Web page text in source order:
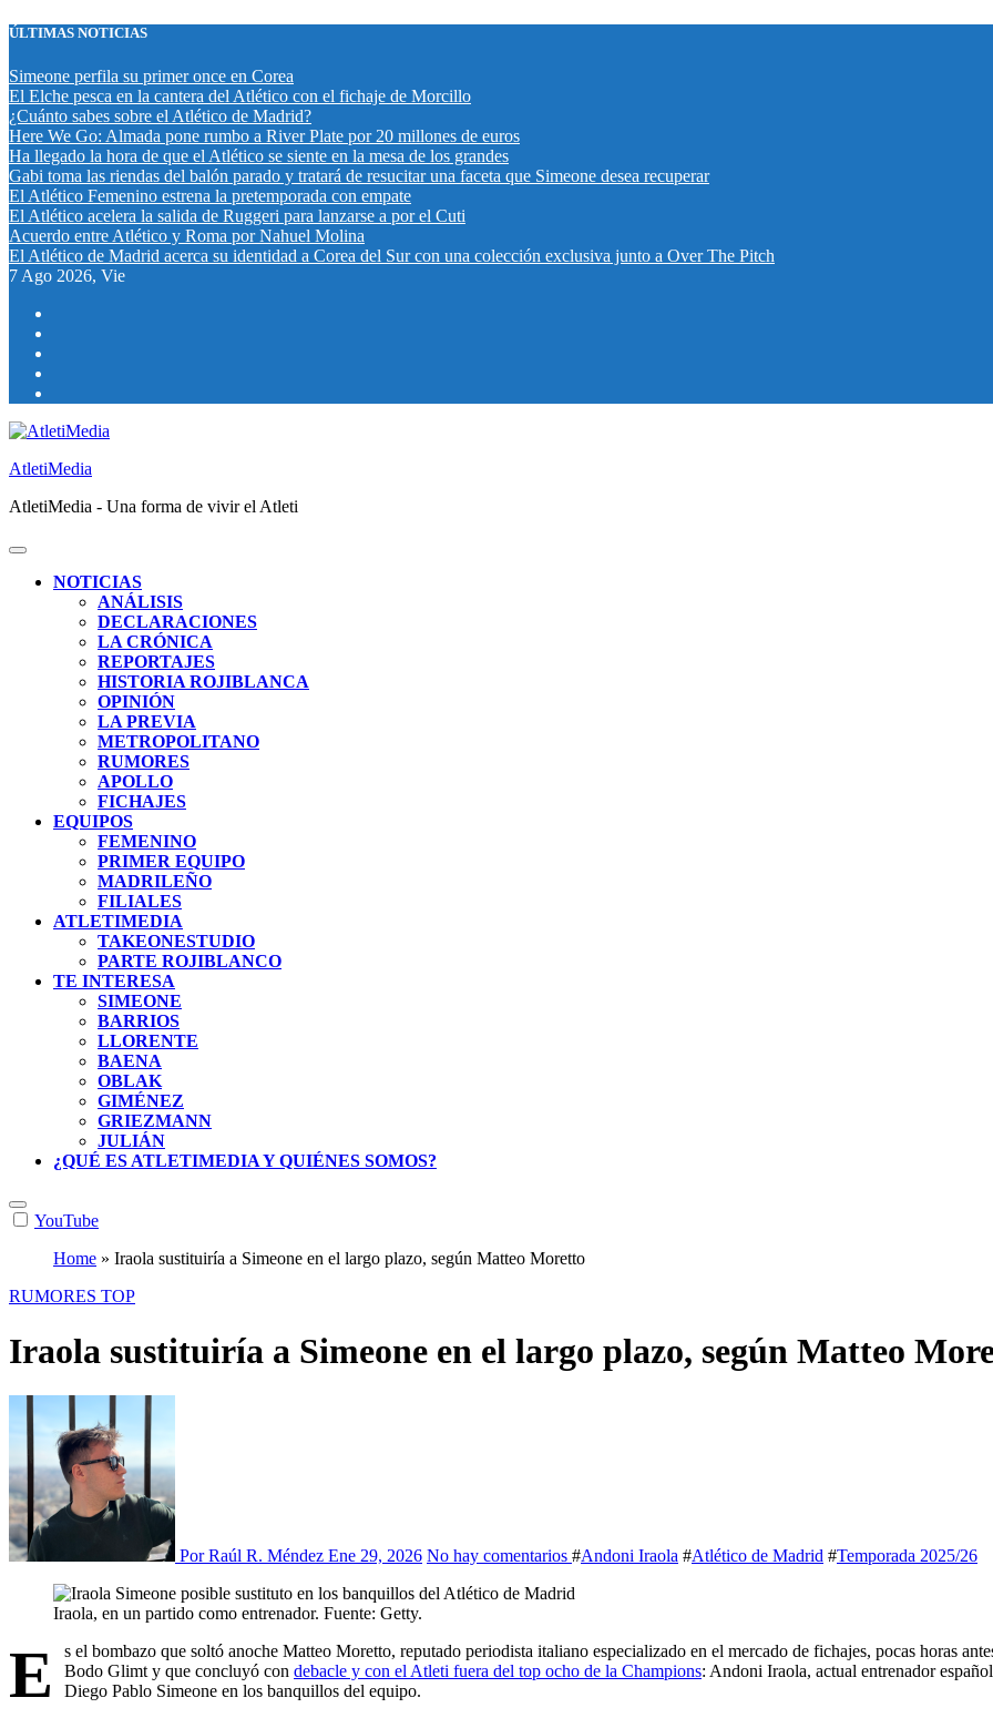
Saltar
contenido
ÚLTIMAS NOTICIAS
Simeone perfila su primer once en Corea
El Elche pesca en la cantera del Atlético con el fichaje de Morcillo
¿Cuánto sabes sobre el Atlético de Madrid?
Here We Go: Almada pone rumbo a River Plate por 20 millones de euros
Ha llegado la hora de que el Atlético se siente en la mesa de los grandes
Gabi toma las riendas del balón parado y tratará de resucitar una faceta que Simeone desea recuperar
El Atlético Femenino estrena la pretemporada con empate
El Atlético acelera la salida de Ruggeri para lanzarse a por el Cuti
Acuerdo entre Atlético y Roma por Nahuel Molina
El Atlético de Madrid acerca su identidad a Corea del Sur con una colección exclusiva junto a Over The Pitch
7 Ago 2026, Vie
AtletiMedia
AtletiMedia - Una forma de vivir el Atleti
NOTICIAS
ANÁLISIS
DECLARACIONES
LA CRÓNICA
REPORTAJES
HISTORIA ROJIBLANCA
OPINIÓN
LA PREVIA
METROPOLITANO
RUMORES
APOLLO
FICHAJES
EQUIPOS
FEMENINO
PRIMER EQUIPO
MADRILEÑO
FILIALES
ATLETIMEDIA
TAKEONESTUDIO
PARTE ROJIBLANCO
TE INTERESA
SIMEONE
BARRIOS
LLORENTE
BAENA
OBLAK
GIMÉNEZ
GRIEZMANN
JULIÁN
¿QUÉ ES ATLETIMEDIA Y QUIÉNES SOMOS?
YouTube
Home » Iraola sustituiría a Simeone en el largo plazo, según Matteo Moretto
RUMORES TOP
Iraola sustituiría a Simeone en el largo plazo, según Matteo
Por Raúl R. Méndez Ene 29, 2026 No hay comentarios #Andoni Iraola #Atlético de Madrid #Temporada 2025/26
Iraola, en un partido como entrenador. Fuente: Getty.
E
s el bombazo que soltó anoche Matteo Moretto, reputado periodista italiano especializado en el mercado de fichajes, pocas horas
Bodo Glimt y que concluyó con debacle y con el Atleti fuera del top ocho de la Champions: Andoni Iraola, actual entrenador
Diego Pablo Simeone en los banquillos del equipo.